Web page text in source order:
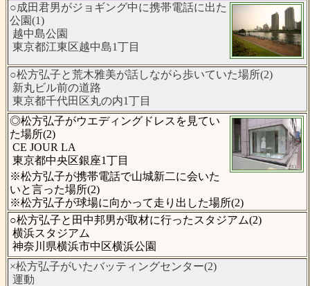
○成田君男がジョギング中に携帯電話に出た
公園(1)
越中島公園
東京都江東区越中島1丁目
○松方弘子と荒木雅美が話しながら歩いていた場所(2)
新丸ビル前の道路
東京都千代田区丸の内1丁目
◎松方弘子がウエディングドレスを見てい
た場所(2)
CE JOUR LA
東京都中央区銀座1丁目
※松方弘子が携帯電話で山城新二に会いた
いと言った場所(2)
※松方弘子が球場に向かって走り出した場所(2)
○松方弘子と田中邦男が取材に行ったスタジアム(2)
横浜スタジアム
神奈川県横浜市中区横浜公園
×松方弘子がいたバッティングセンター(2)
運動